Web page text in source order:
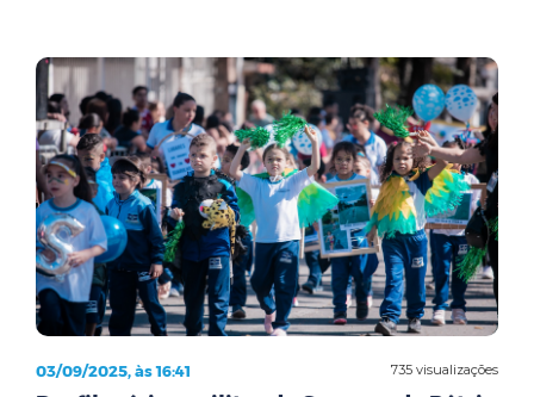
735 visualizações
03/09/2025, às 16:41